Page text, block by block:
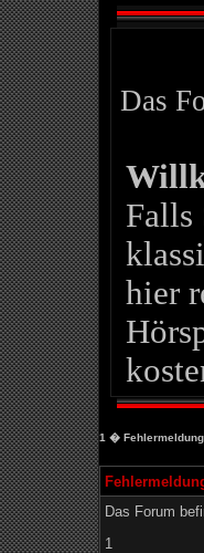
Das
Falls
hier
1 � Fehlermeldung
Das Forum
1